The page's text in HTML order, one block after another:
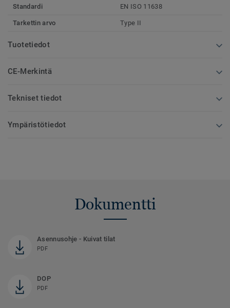
Standardi
EN ISO 11638
Tarkettin arvo Type II
Tuotetiedot
CE-Merkintä
Tekniset tiedot
Ympäristötiedot
Dokumentti
Asennusohje - Kuivat tilat
PDF
DOP
PDF